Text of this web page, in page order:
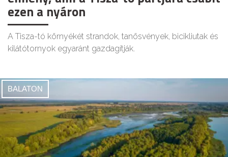
ezen a nyáron
A Tisza-tó környékét strandok, tanösvények, bicikliutak és
kilátótornyok egyaránt gazdagítják.
BALATON